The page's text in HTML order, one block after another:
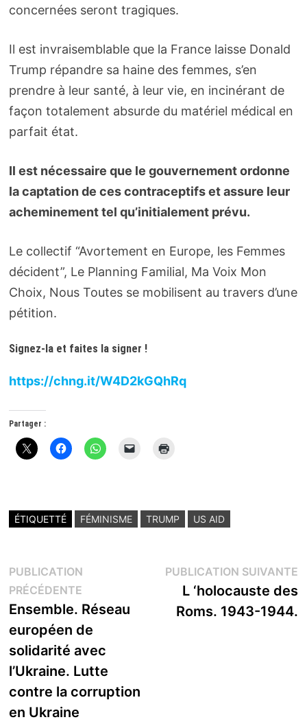
concernées seront tragiques.
Il est invraisemblable que la France laisse Donald
Trump répandre sa haine des femmes, s’en
prendre à leur santé, à leur vie, en incinérant de
façon totalement absurde du matériel médical en
parfait état.
Il est nécessaire que le gouvernement ordonne
la captation de ces contraceptifs et assure leur
acheminement tel qu’initialement prévu.
Le collectif “Avortement en Europe, les Femmes
décident”, Le Planning Familial, Ma Voix Mon
Choix, Nous Toutes se mobilisent au travers d’une
pétition.
Signez-la et faites la signer !
https://chng.it/W4D2kGQhRq
Partager :
ÉTIQUETTÉ FÉMINISME TRUMP US AID
Navigation
de
l’article
PUBLICATION
PRÉCÉDENTEPublication
précédente :
Ensemble. Réseau
européen de
solidarité avec
l’Ukraine. Lutte
contre la corruption
en Ukraine
PUBLICATION SUIVANTE
L ‘holocauste des
Roms. 1943-1944.